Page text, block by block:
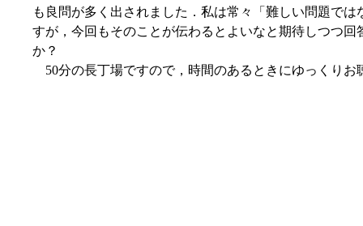
も良問が多く出されました．私は常々「難しい問題で
すが，今回もそのことが伝わるとよいなと期待しつつ
か？
50分の長丁場ですので，時間のあるときにゆっくりお